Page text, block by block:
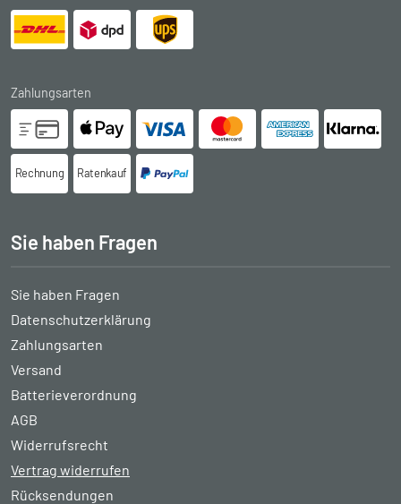
Zahlungsarten
Rechnung Ratenkauf
Sie haben Fragen
Sie haben Fragen
Datenschutzerklärung
Zahlungsarten
Versand
Batterieverordnung
AGB
Widerrufsrecht
Vertrag widerrufen
Rücksendungen